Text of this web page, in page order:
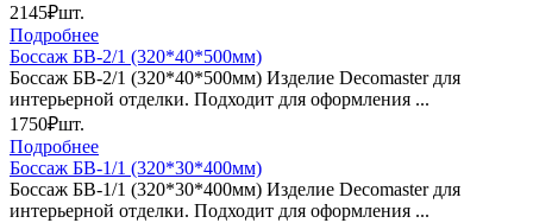
2145₽шт.
Подробнее
Боссаж БВ-2/1 (320*40*500мм)
Боссаж БВ-2/1 (320*40*500мм) Изделие Decomaster для
интерьерной отделки. Подходит для оформления ...
1750₽шт.
Подробнее
Боссаж БВ-1/1 (320*30*400мм)
Боссаж БВ-1/1 (320*30*400мм) Изделие Decomaster для
интерьерной отделки. Подходит для оформления ...